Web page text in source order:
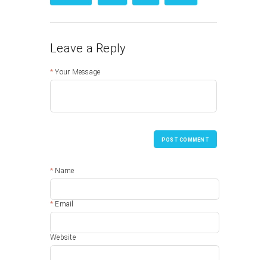
Leave a Reply
Your Message
POST COMMENT
Name
Email
Website